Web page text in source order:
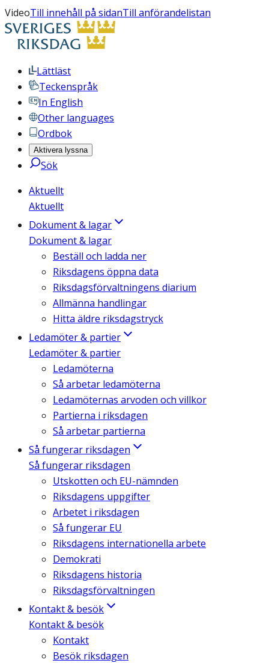
VideoTill innehåll på sidanTill anförandelistan
Lättläst
Teckenspråk
In English
Other languages
Ordbok
Aktivera lyssna
Sök
Aktuellt
Aktuellt
Dokument & lagar
Dokument & lagar
Beställ och ladda ner
Riksdagens öppna data
Riksdagsförvaltningens diarium
Allmänna handlingar
Hitta äldre riksdagstryck
Ledamöter & partier
Ledamöter & partier
Ledamöterna
Så arbetar ledamöterna
Ledamöternas arvoden och villkor
Partierna i riksdagen
Så arbetar partierna
Så fungerar riksdagen
Så fungerar riksdagen
Utskotten och EU-nämnden
Riksdagens uppgifter
Arbetet i riksdagen
Så fungerar EU
Riksdagens internationella arbete
Demokrati
Riksdagens historia
Riksdagsförvaltningen
Kontakt & besök
Kontakt & besök
Kontakt
Besök riksdagen